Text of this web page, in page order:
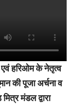
एवं हरिओम के नेतृत्व
की पूजा अर्चना व
मंडल द्वारा